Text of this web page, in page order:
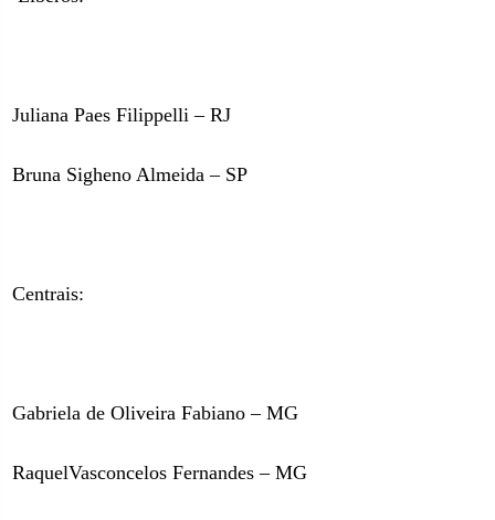
Juliana Paes Filippelli – RJ
Bruna Sigheno Almeida – SP
Centrais:
Gabriela de Oliveira Fabiano – MG
RaquelVasconcelos Fernandes – MG